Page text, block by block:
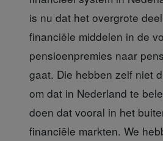
is nu dat het overgrote
financiële middelen in de
pensioenpremies naar
gaat. Die hebben zelf niet
om dat in Nederland te
doen dat vooral in het
financiële markten. We